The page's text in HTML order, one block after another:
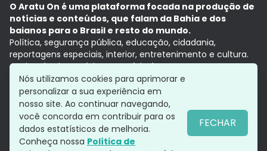
O Aratu On é uma plataforma focada na produção de
notícias e conteúdos, que falam da Bahia e dos
baianos para o Brasil e resto do mundo.
Política, segurança pública, educação, cidadania,
reportagens especiais, interior, entretenimento e cultura.
Aqui, tudo vira notícia e a notícia é no tempo presente,
com a credibilidade do Grupo Aratu.
Grupo Aratu
Política de privacidade
Siga-nos
Nós utilizamos cookies para aprimorar e
personalizar a sua experiência em
nosso site. Ao continuar navegando,
você concorda em contribuir para os
dados estatísticos de melhoria.
Conheça nossa Política de
FECHAR